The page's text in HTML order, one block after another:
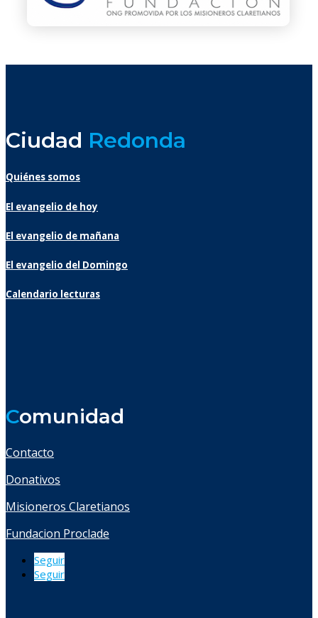
Ciudad Redonda
Quiénes somos
El evangelio de hoy
El evangelio de mañana
El evangelio del Domingo
Calendario lecturas
Comunidad
Contacto
Donativos
Misioneros Claretianos
Fundacion Proclade
Seguir
Seguir